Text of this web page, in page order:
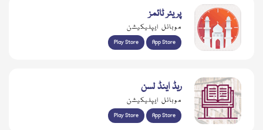
پریئر ٹائمز
موبائل ایپلیکیشن
Play Store App Store
ریڈ اینڈ لسن
موبائل ایپلیکیشن
Play Store App Store